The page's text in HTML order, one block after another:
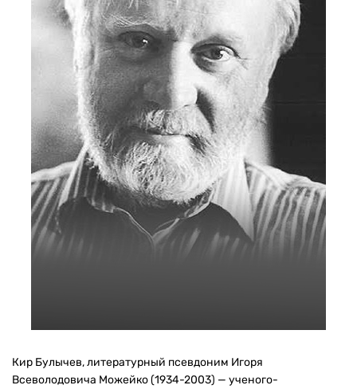
Кир Булычев, литературный псевдоним Игоря
Всеволодовича Можейко (1934-2003) — ученого-